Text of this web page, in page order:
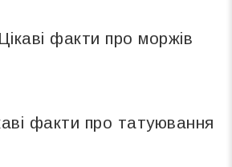
Цікаві факти про моржів
факти про татуювання